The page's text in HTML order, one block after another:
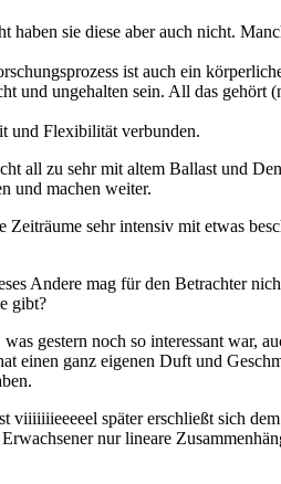
sie diese aber auch nicht.
ist auch ein
und ungehalten sein. All das gehört
und Flexibilität verbunden.
all zu sehr mit altem Ballast und
und machen weiter.
Zeiträume sehr intensiv mit etwas
Andere mag für den Betrachter
gibt?
gestern noch so interessant war,
einen ganz eigenen Duft und
später erschließt sich dem
nur lineare